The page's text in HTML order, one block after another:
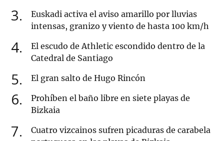
3
Euskadi activa el aviso amarillo por lluvias
intensas, granizo y viento de hasta 100 km/h
4
El escudo de Athletic escondido dentro de la
Catedral de Santiago
5 El gran salto de Hugo Rincón
6
Prohíben el baño libre en siete playas de
Bizkaia
7
Cuatro vizcainos sufren picaduras de carabela